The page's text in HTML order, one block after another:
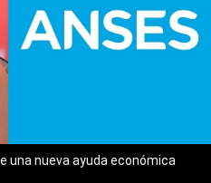
una nueva ayuda económica